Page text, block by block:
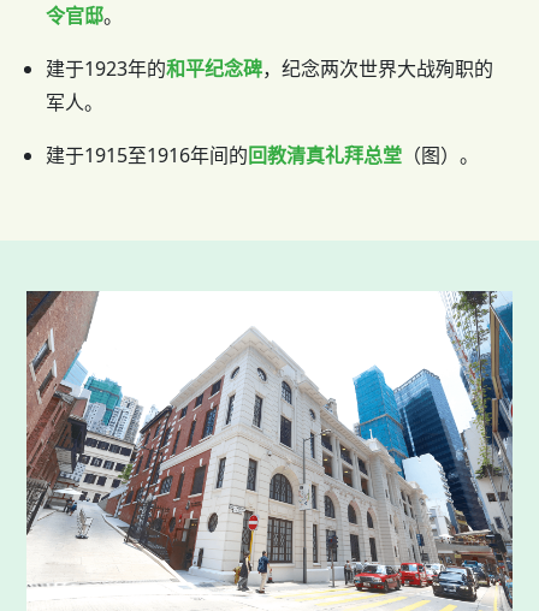
令官邸。
建于1923年的和平纪念碑，纪念两次世界大战殉职的
军人。
建于1915至1916年间的回教清真礼拜总堂 （图）。